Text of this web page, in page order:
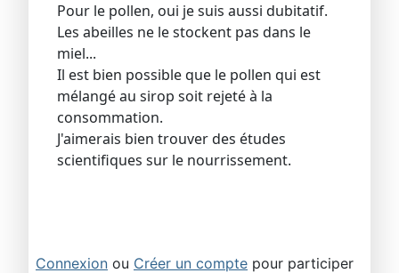
Pour le pollen, oui je suis aussi dubitatif.
Les abeilles ne le stockent pas dans le
miel...
Il est bien possible que le pollen qui est
mélangé au sirop soit rejeté à la
consommation.
J'aimerais bien trouver des études
scientifiques sur le nourrissement.
Connexion ou Créer un compte pour participer